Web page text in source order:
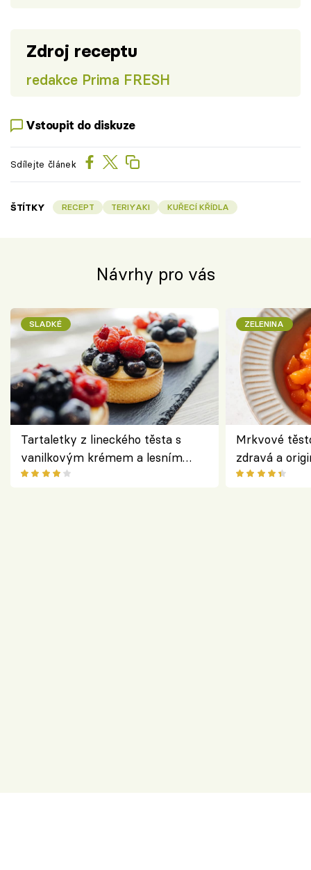
Zdroj receptu
redakce Prima FRESH
Vstoupit do diskuze
Sdílejte článek
ŠTÍTKY RECEPT TERIYAKI KUŘECÍ KŘÍDLA
Návrhy pro vás
SLADKÉ
Tartaletky z lineckého těsta s
vanilkovým krémem a lesním
ovocem podle Bread Society
ZELENINA
Mrkvové
zdravá a
klasiky